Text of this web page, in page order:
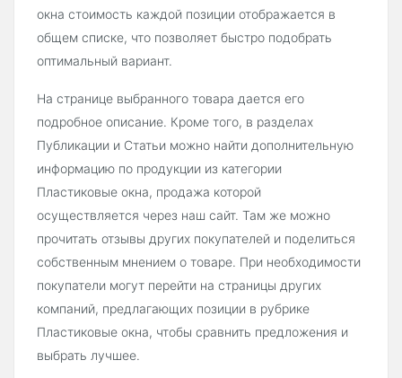
окна стоимость каждой позиции отображается в
общем списке, что позволяет быстро подобрать
оптимальный вариант.
На странице выбранного товара дается его
подробное описание. Кроме того, в разделах
Публикации и Статьи можно найти дополнительную
информацию по продукции из категории
Пластиковые окна, продажа которой
осуществляется через наш сайт. Там же можно
прочитать отзывы других покупателей и поделиться
собственным мнением о товаре. При необходимости
покупатели могут перейти на страницы других
компаний, предлагающих позиции в рубрике
Пластиковые окна, чтобы сравнить предложения и
выбрать лучшее.